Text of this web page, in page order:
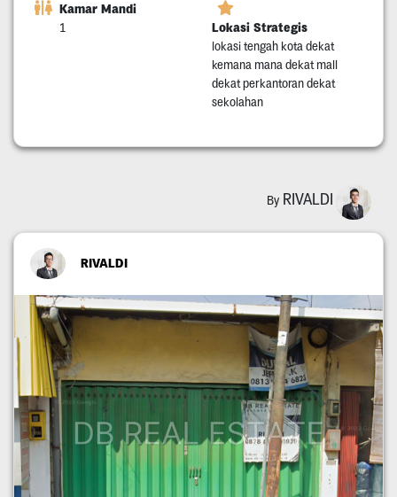
Kamar Mandi
1 Lokasi Strategis
lokasi tengah kota dekat
kemana mana dekat mall
dekat perkantoran dekat
sekolahan
By RIVALDI
RIVALDI